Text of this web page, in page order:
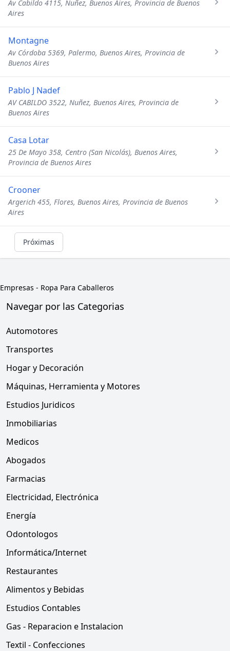
Av Cabildo 4115, Nuñez, Buenos Aires, Provincia de Buenos
Aires
Montagne
Av Córdoba 5369, Palermo, Buenos Aires, Provincia de
Buenos Aires
Pablo J Nadef
AV CABILDO 3522, Nuñez, Buenos Aires, Provincia de
Buenos Aires
Casa Lotar
25 De Mayo 358, Centro (San Nicolás), Buenos Aires,
Provincia de Buenos Aires
Crooner
Argerich 455, Flores, Buenos Aires, Provincia de Buenos
Aires
Próximas
Empresas - Ropa Para Caballeros
Navegar por las Categorias
Automotores
Transportes
Hogar y Decoración
Máquinas, Herramienta y Motores
Estudios Juridicos
Inmobiliarias
Medicos
Abogados
Farmacias
Electricidad, Electrónica
Energía
Odontologos
Informática/Internet
Restaurantes
Alimentos y Bebidas
Estudios Contables
Gas - Reparacion e Instalacion
Textil - Confecciones